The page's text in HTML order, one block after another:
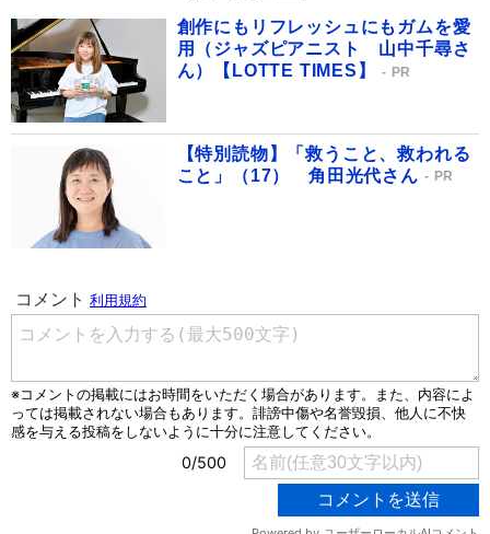
創作にもリフレッシュにもガムを愛
用（ジャズピアニスト 山中千尋さ
ん）【LOTTE TIMES】
PR
【特別読物】「救うこと、救われる
こと」（17） 角田光代さん
PR